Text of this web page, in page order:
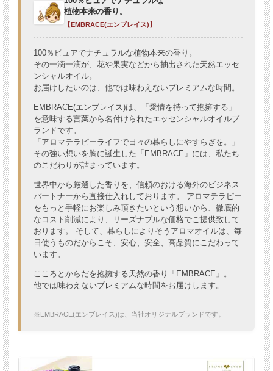
植物本来の香り。
【EMBRACE(エンブレイス)】
100％ピュアでナチュラルな植物本来の香り。
その一滴一滴が、花や果実などから抽出された天然エッセ
ンシャルオイル。
お届けしたいのは、他では味わえないプレミアムな時間。
EMBRACE(エンブレイス)は、「愛情を持って抱擁する」
を意味する言葉から名付けられたエッセンシャルオイルブ
ランドです。
「アロマテラピーライフで日々の暮らしにやすらぎを。」
その強い想いを胸に誕生した「EMBRACE」には、私たち
のこだわりが詰まっています。
世界中から厳選した香りを、信頼のおける海外のビジネス
パートナーから直接仕入れしております。 アロマテラピー
をもっと手軽にお楽しみ頂きたいという想いから、徹底的
なコスト削減により、リーズナブルな価格でご提供致して
おります。 そして、暮らしによりそうアロマオイルは、毎
日使うものだからこそ、安心、安全、高品質にこだわって
います。
こころとからだを抱擁する天然の香り「EMBRACE」。
他では味わえないプレミアムな時間をお届けします。
※EMBRACE(エンブレイス)は、当社オリジナルブランドです。